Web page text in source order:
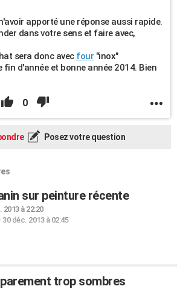
apporté une réponse aussi rapide.
dans votre sens et faire avec,
sera donc avec four "inox"
fin d'année et bonne année 2014. Bien
0
Posez votre question
sur peinture récente
2013 à 22:20
30 déc. 2013 à 02:45
trop sombres